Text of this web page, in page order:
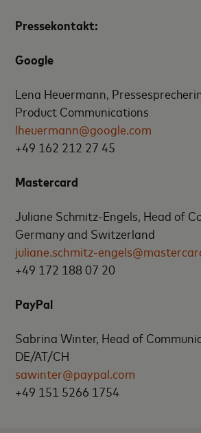
Pressekontakt:
Google
Lena Heuermann,
Product Communications
lheuermann@google.com
+49 162 212 27 45
Mastercard
Juliane Schmitz-Engels, Head of
Germany and Switzerland
juliane.schmitz-
+49 172 188 07 20
PayPal
Sabrina Winter, Head of
DE/AT/CH
sawinter@paypal.com
+49 151 5266 1754